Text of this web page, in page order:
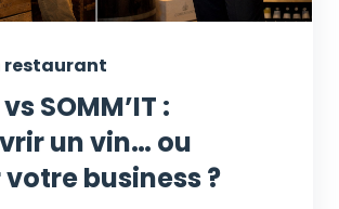
restaurant
SOMM’IT :
un vin… ou
business ?